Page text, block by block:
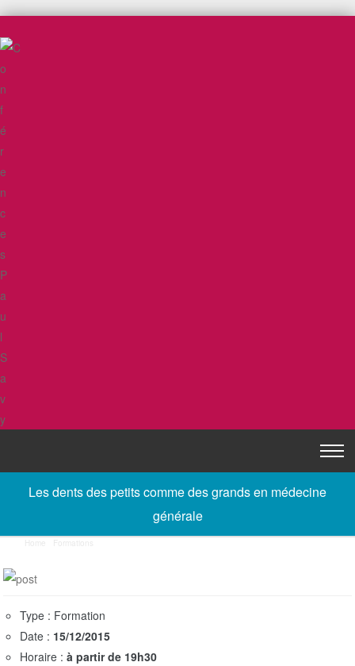
T
o
g
l
Les dents des petits comme des grands en médecine
générale
Formations
Type : Formation
Date : 15/12/2015
Horaire : à partir de 19h30